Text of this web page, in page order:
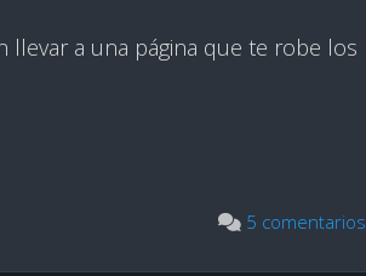
llevar a una página que te robe los
5 comentarios